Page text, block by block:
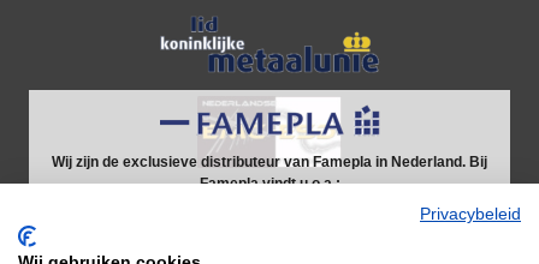
Wij zijn de exclusieve distributeur van Famepla in Nederland. Bij
Famepla vindt u o.a.:
Privacybeleid